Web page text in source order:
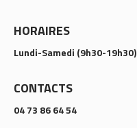
HORAIRES
Lundi-Samedi (9h30-19h30)
CONTACTS
04 73 86 64 54